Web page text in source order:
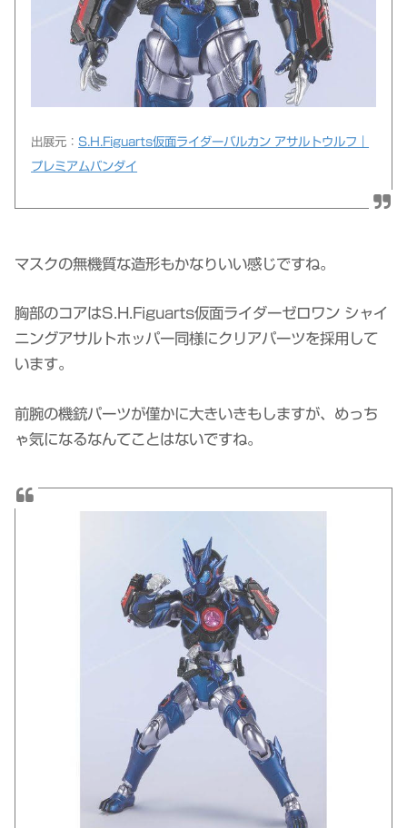
出展元： S.H.Figuarts仮面ライダーバルカン アサルトウルフ｜
プレミアムバンダイ
マスクの無機質な造形もかなりいい感じですね。
胸部のコアはS.H.Figuarts仮面ライダーゼロワン シャイ
ニングアサルトホッパー同様にクリアパーツを採用して
います。
前腕の機銃パーツが僅かに大きいきもしますが、めっち
ゃ気になるなんてことはないですね。